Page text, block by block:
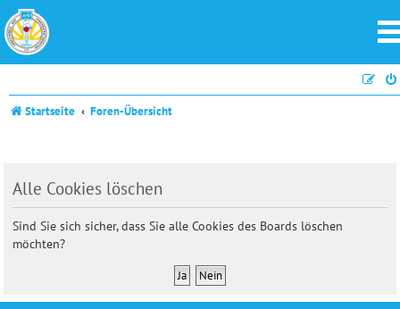
Startseite Foren-Übersicht
Alle Cookies löschen
Sind Sie sich sicher, dass Sie alle Cookies des Boards löschen
möchten?